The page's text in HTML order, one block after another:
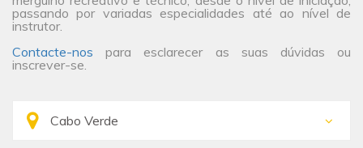
passando por variadas especialidades até ao nível de
instrutor.
Contacte-nos para esclarecer as suas dúvidas ou
inscrever-se.